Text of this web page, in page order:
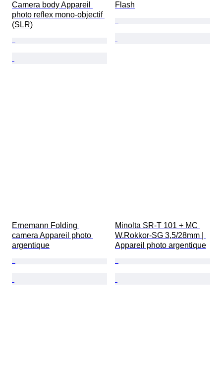
Camera body Appareil
photo reflex mono-objectif
(SLR)
Flash
Ernemann Folding
camera Appareil photo
argentique
Minolta SR-T 101 + MC
W.Rokkor-SG 3,5/28mm |
Appareil photo argentique